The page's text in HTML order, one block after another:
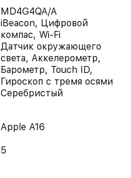
MD4G4QA/A
iBeacon, Цифровой
компас, Wi-Fi
Датчик окружающего
света, Аккелерометр,
Барометр, Touch ID,
Гироскоп с тремя осями
Серебристый
Apple A16
5